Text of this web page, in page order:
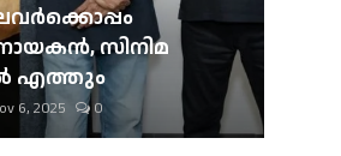
സിനിമ
എത്തും
6, 2025 0